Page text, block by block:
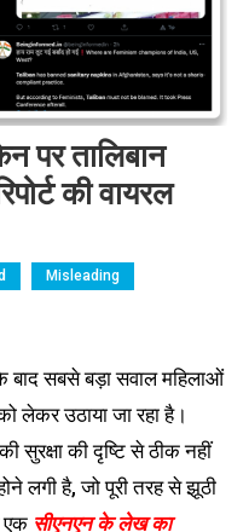
पर तालिबान
की वायरल
Misleading
बाद सबसे बड़ा सवाल महिलाओं
लेकर उठाया जा रहा है।
सुरक्षा की दृष्टि से ठीक नहीं
लगी है, जो पूरी तरह से झूठी
एक सीएनएन के लेख का